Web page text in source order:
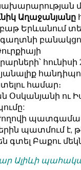
Աղաջանյանը
Երևանում
հունիսի
համար։
Օսկանյանի ու
պատմում է,
գտել Բաքու
Ալիևի